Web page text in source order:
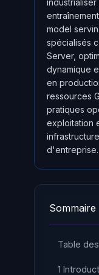
model
spécialisés
Server,
dynamique
en
ressources
pratiques
exploitation
d'entreprise.
Sommaire
Table
1